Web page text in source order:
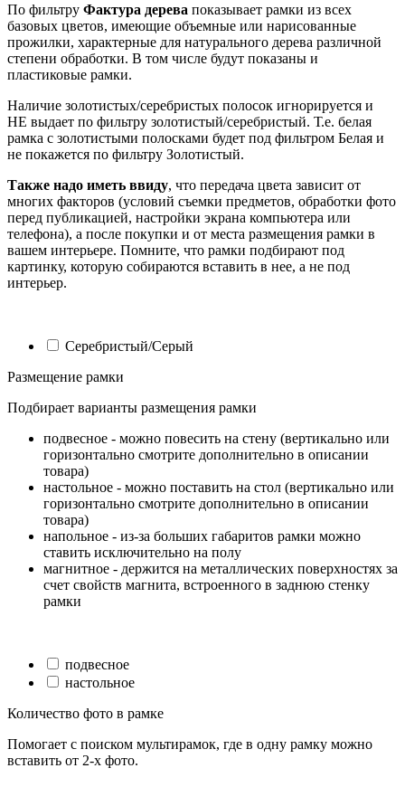
По фильтру Фактура дерева показывает рамки из всех
базовых цветов, имеющие объемные или нарисованные
прожилки, характерные для натурального дерева различной
степени обработки. В том числе будут показаны и
пластиковые рамки.
Наличие золотистых/серебристых полосок игнорируется и
НЕ выдает по фильтру золотистый/серебристый. Т.е. белая
рамка с золотистыми полосками будет под фильтром Белая и
не покажется по фильтру Золотистый.
Также надо иметь ввиду, что передача цвета зависит от
многих факторов (условий съемки предметов, обработки фото
перед публикацией, настройки экрана компьютера или
телефона), а после покупки и от места размещения рамки в
вашем интерьере. Помните, что рамки подбирают под
картинку, которую собираются вставить в нее, а не под
интерьер.
Серебристый/Серый
Размещение рамки
Подбирает варианты размещения рамки
подвесное - можно повесить на стену (вертикально или
горизонтально смотрите дополнительно в описании
товара)
настольное - можно поставить на стол (вертикально или
горизонтально смотрите дополнительно в описании
товара)
напольное - из-за больших габаритов рамки можно
ставить исключительно на полу
магнитное - держится на металлических поверхностях за
счет свойств магнита, встроенного в заднюю стенку
рамки
подвесное
настольное
Количество фото в рамке
Помогает с поиском мультирамок, где в одну рамку можно
вставить от 2-х фото.